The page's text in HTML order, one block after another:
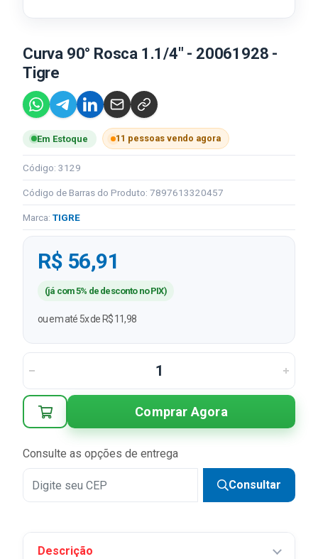
Curva 90° Rosca 1.1/4" - 20061928 -
Tigre
Em Estoque 11 pessoas vendo agora
Código: 3129
Código de Barras do Produto: 7897613320457
Marca: TIGRE
R$ 56,91
(já com 5% de desconto no PIX)
ou em até 5x de R$ 11,98
Comprar Agora
Consulte as opções de entrega
Consultar
Descrição